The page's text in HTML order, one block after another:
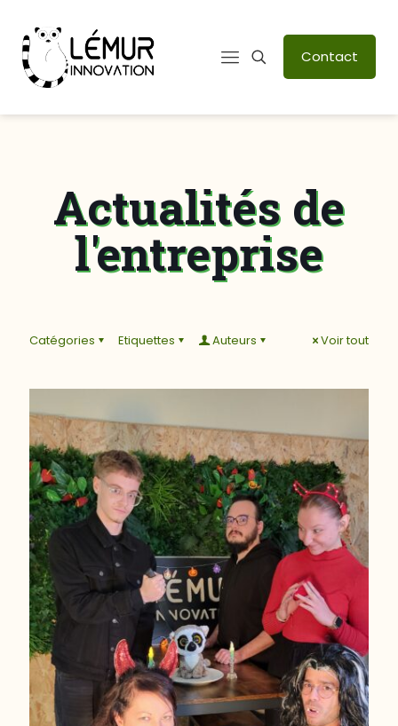
Contact
Actualités de
l'entreprise
Catégories Etiquettes Auteurs Voir tout